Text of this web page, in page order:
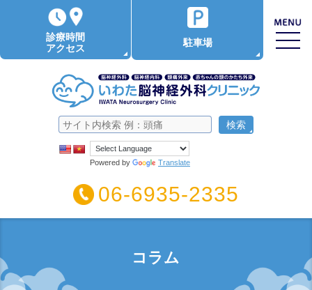
Powered by Translate
06-6935-2335
診療時間
アクセス
駐車場
コラム